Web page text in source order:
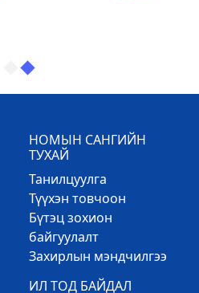
НОМЫН САНГИЙН
ТУХАЙ
Танилцуулга
Түүхэн товчоон
Бүтэц зохион
байгуулалт
Захирлын мэндчилгээ
ИЛ ТОД БАЙДАЛ